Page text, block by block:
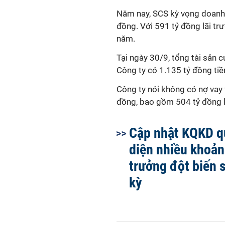
Năm nay, SCS kỳ vọng
đồng. Với 591 tỷ đồng lãi
năm.
Tại ngày 30/9, tổng tài sản
Công ty có 1.135 tỷ đồng
Công ty nói không có nợ
đồng, bao gồm 504 tỷ đồng
Cập nhật KQKD
diện nhiều
trưởng đột biến
kỳ